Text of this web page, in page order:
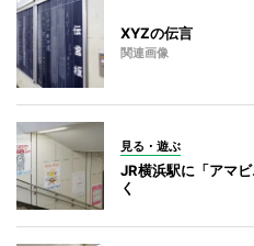
XYZの伝言
関連画像
見る・遊ぶ
JR横浜駅に「アマ
く